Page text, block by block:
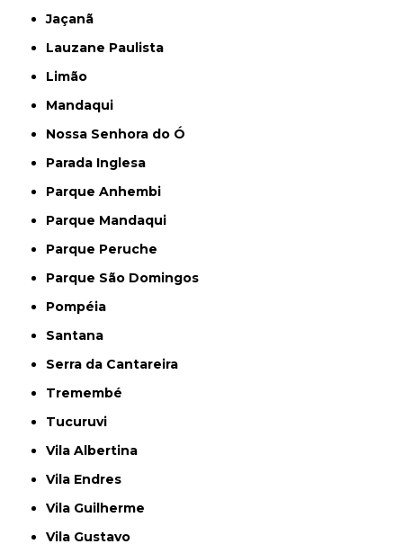
Jaçanã
Lauzane Paulista
Limão
Mandaqui
Nossa Senhora do Ó
Parada Inglesa
Parque Anhembi
Parque Mandaqui
Parque Peruche
Parque São Domingos
Pompéia
Santana
Serra da Cantareira
Tremembé
Tucuruvi
Vila Albertina
Vila Endres
Vila Guilherme
Vila Gustavo